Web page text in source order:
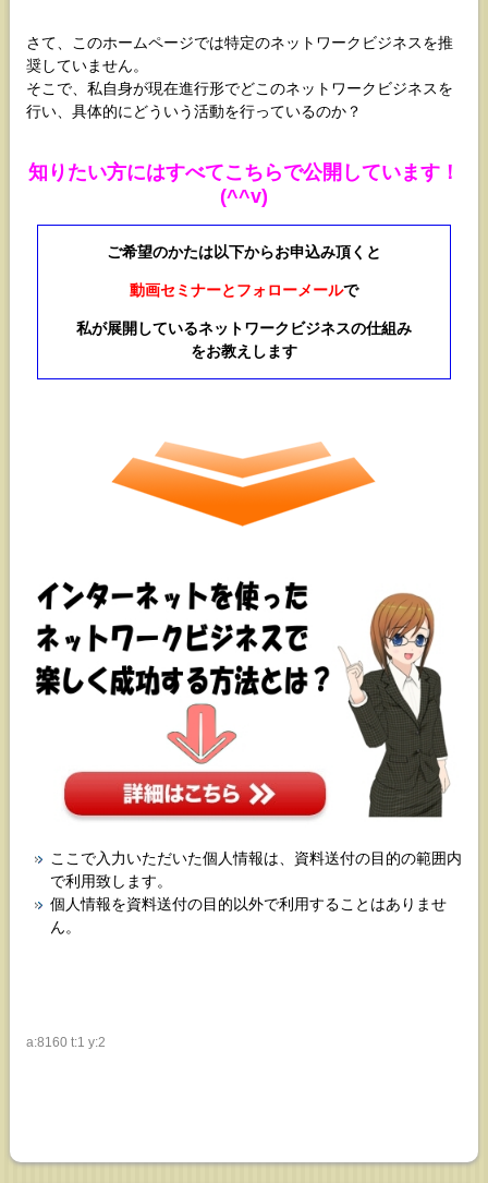
さて、このホームページでは特定のネットワークビジネスを推
奨していません。
そこで、私自身が現在進行形でどこのネットワークビジネスを
行い、具体的にどういう活動を行っているのか？
知りたい方にはすべてこちらで公開しています！
(^^v)
ご希望のかたは以下からお申込み頂くと
動画セミナーとフォローメールで
私が展開しているネットワークビジネスの仕組み
をお教えします
ここで入力いただいた個人情報は、資料送付の目的の範囲内
で利用致します。
個人情報を資料送付の目的以外で利用することはありませ
ん。
a:8160 t:1 y:2